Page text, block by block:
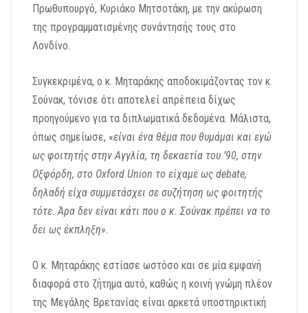
Πρωθυπουργό, Κυριάκο Μητσοτάκη, με την ακύρωση
της προγραμματισμένης συνάντησής τους στο
Λονδίνο.
Συγκεκριμένα, ο κ. Μηταράκης αποδοκιμάζοντας τον κ.
Σούνακ, τόνισε ότι αποτελεί απρέπεια δίχως
προηγούμενο για τα διπλωματικά δεδομένα. Μάλιστα,
όπως σημείωσε, «είναι ένα θέμα που θυμάμαι και εγώ
ως φοιτητής στην Αγγλία, τη δεκαετία του ’90, στην
Οξφόρδη, στο Oxford Union το είχαμε ως debate,
δηλαδή είχα συμμετάσχει σε συζήτηση ως φοιτητής
τότε. Άρα δεν είναι κάτι που ο κ. Σούνακ πρέπει να το
δει ως έκπληξη».
Ο κ. Μηταράκης εστίασε ωστόσο και σε μία εμφανή
διαφορά στο ζήτημα αυτό, καθώς η κοινή γνώμη πλέον
της Μεγάλης Βρετανίας είναι αρκετά υποστηρικτική